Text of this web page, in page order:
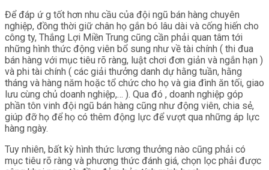
Để đáp ứ g tốt hơn nhu cầu của đội ngũ bán hàng chuyên
nghiệp, đồng thời giữ chân họ gắn bó lâu dài và cống hiến cho
công ty, Thắng Lợi Miền Trung cũng cần phải quan tâm tới
những hình thức động viên bổ sung như về tài chính ( thi đua
bán hàng với mục tiêu rõ ràng, luật chơi đơn giản và ngắn hạn )
và phi tài chính ( các giải thưởng danh dự hằng tuần, hằng
tháng và hàng năm hoặc tổ chức cho họ và gia đình ăn tối, giao
lưu cùng chủ doanh nghiệp,… ). Qua đó , doanh nghiệp góp
phần tôn vinh đội ngũ bán hàng cũng như động viên, chia sẻ,
giúp đỡ họ để họ có thêm động lực để vượt qua những áp lực
hàng ngày.
Tuy nhiên, bất kỳ hình thức lương thưởng nào cũng phải có
mục tiêu rõ ràng và phương thức đánh giá, chọn lọc phải được